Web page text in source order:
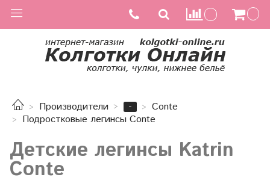
Производители -
Conte
Подростковые легинсы Conte
Детские легинсы Katrin
Conte